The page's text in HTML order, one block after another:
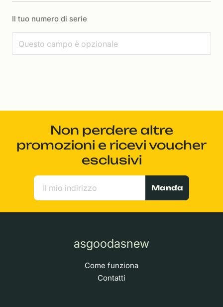
Il tuo numero di serie
Non perdere altre
promozioni e ricevi voucher
esclusivi
Manda
asgoodasnew
Come funziona
Contatti